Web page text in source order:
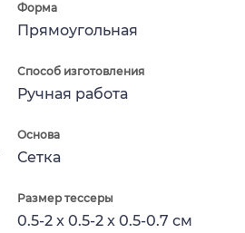
Форма
Прямоугольная
Способ изготовления
Ручная работа
Основа
Сетка
Размер тессеры
0.5-2 x 0.5-2 x 0.5-0.7 см